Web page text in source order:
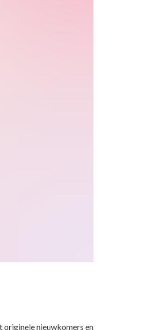
originele nieuwkomers en